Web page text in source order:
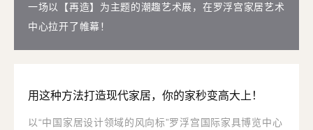
一场以【再造】为主题的潮趣艺术展，在罗浮宫家居艺术
中心拉开了帷幕！
用这种方法打造现代家居，你的家秒变高大上！
以“中国家居设计领域的风向标”罗浮宫国际家具博览中心